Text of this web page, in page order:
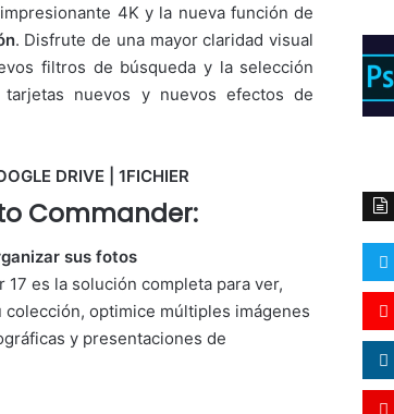
4K y la nueva función de
. Disfrute de una mayor claridad visual
filtros de búsqueda y la selección
nuevos y nuevos efectos de
DRIVE | 1FICHIER
Commander:
sus fotos
es la solución completa para ver,
optimice múltiples imágenes
y presentaciones de